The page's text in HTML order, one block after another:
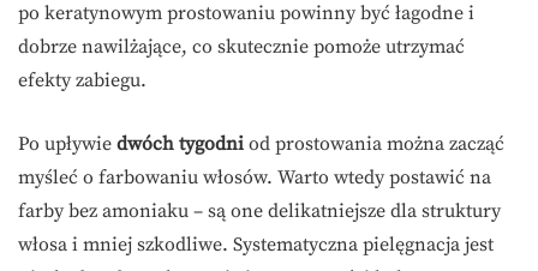
po keratynowym prostowaniu powinny być łagodne i
dobrze nawilżające, co skutecznie pomoże utrzymać
efekty zabiegu.
Po upływie dwóch tygodni od prostowania można zacząć
myśleć o farbowaniu włosów. Warto wtedy postawić na
farby bez amoniaku – są one delikatniejsze dla struktury
włosa i mniej szkodliwe. Systematyczna pielęgnacja jest